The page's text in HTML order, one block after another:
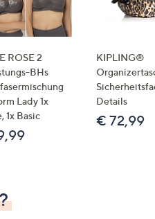
ROSE 2
BHs
Lady 1x
1x Basic
KIPLING®
Details
€ 72,99